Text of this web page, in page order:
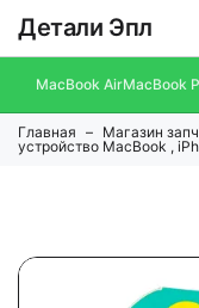
Детали Эпл
MacBook AirMacBook
Главная Магазин
устройство MacBook ,